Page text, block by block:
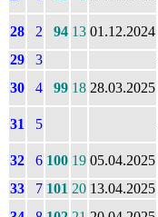
28 2 94 13 01.12.2024
29
3
30
4 99 18 28.03.2025
31
5
32 6 100 19 05.04.2025
33
7 101 20 13.04.2025